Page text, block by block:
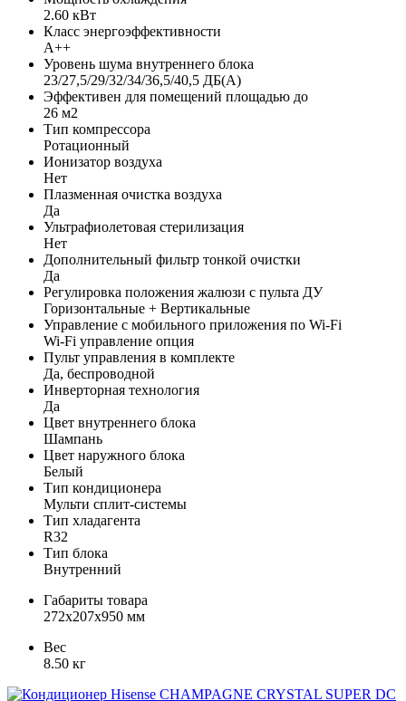
2.60 кВт
Класс энергоэффективности
А++
Уровень шума внутреннего блока
23/27,5/29/32/34/36,5/40,5 ДБ(A)
Эффективен для помещений площадью до
26 м2
Тип компрессора
Ротационный
Ионизатор воздуха
Нет
Плазменная очистка воздуха
Да
Ультрафиолетовая стерилизация
Нет
Дополнительный фильтр тонкой очистки
Да
Регулировка положения жалюзи с пульта ДУ
Горизонтальные + Вертикальные
Управление c мобильного приложения по Wi-Fi
Wi-Fi управление опция
Пульт управления в комплекте
Да, беспроводной
Инверторная технология
Да
Цвет внутреннего блока
Шампань
Цвет наружного блока
Белый
Тип кондиционера
Мульти сплит-системы
Тип хладагента
R32
Тип блока
Внутренний
Габариты товара
272x207x950 мм
Вес
8.50 кг